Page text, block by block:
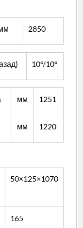
2850
10°/10°
мм 1251
мм 1220
50×125×1070
165